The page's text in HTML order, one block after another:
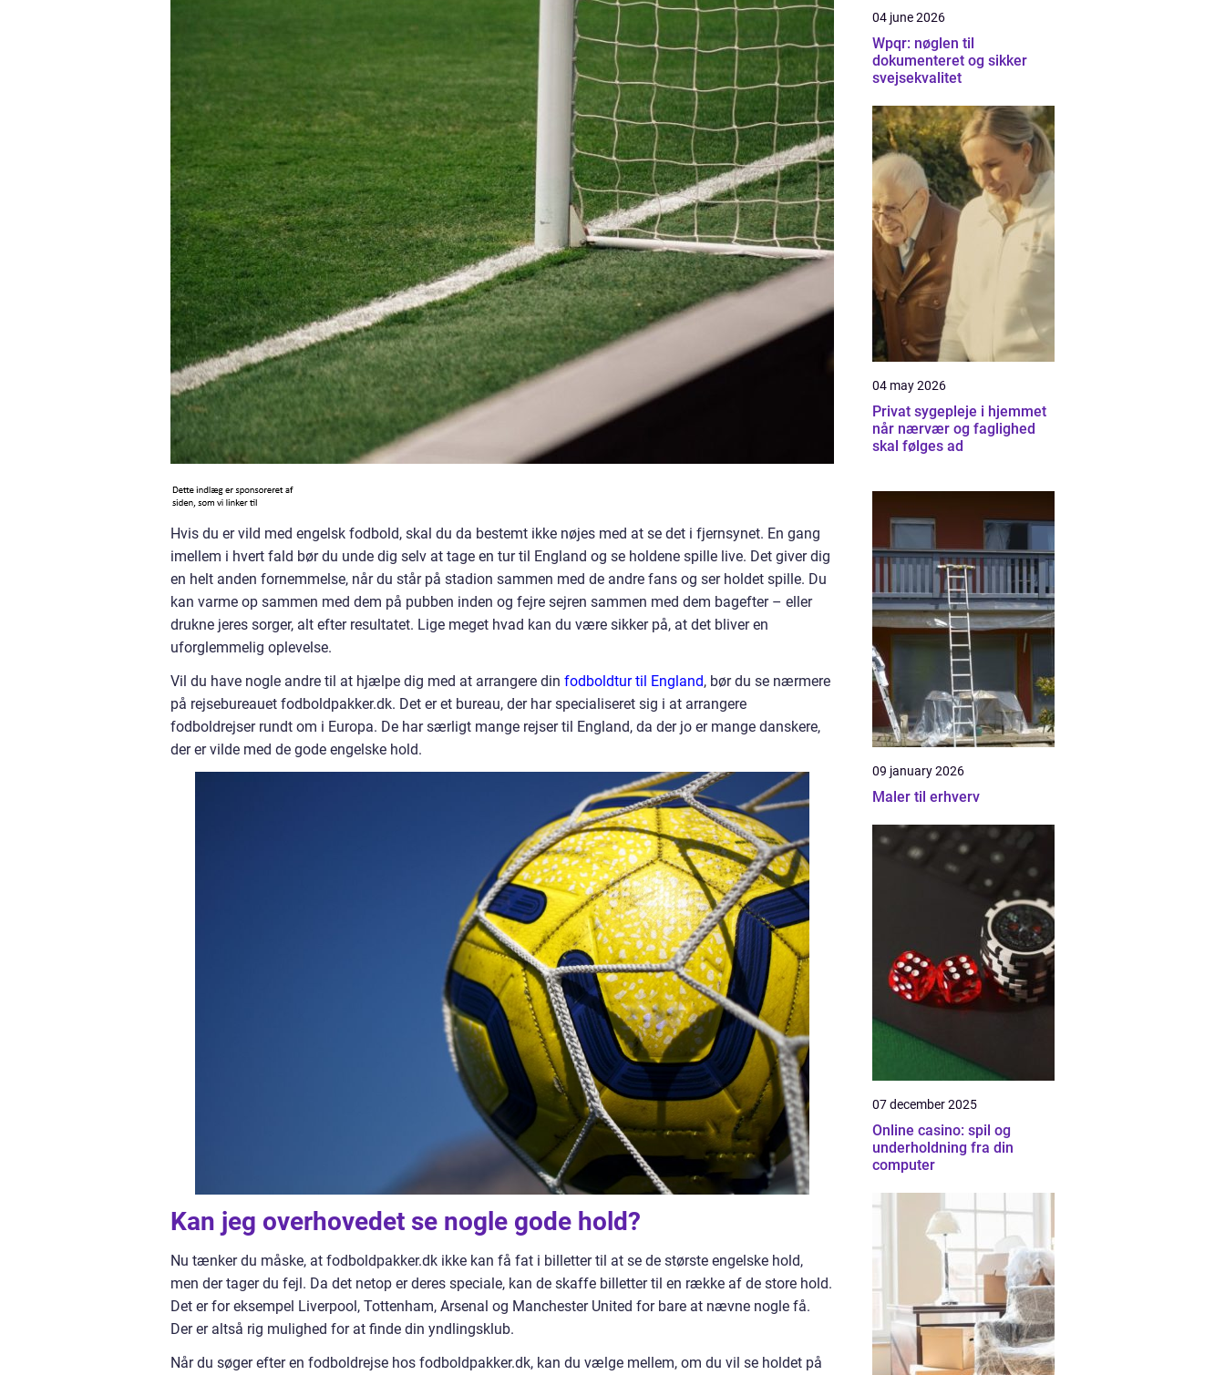
Hvis du er vild med engelsk fodbold, skal du da bestemt ikke nøjes med at se det i fjernsynet. En gang
imellem i hvert fald bør du unde dig selv at tage en tur til England og se holdene spille live. Det giver dig
en helt anden fornemmelse, når du står på stadion sammen med de andre fans og ser holdet spille. Du
kan varme op sammen med dem på pubben inden og fejre sejren sammen med dem bagefter – eller
drukne jeres sorger, alt efter resultatet. Lige meget hvad kan du være sikker på, at det bliver en
uforglemmelig oplevelse.
Vil du have nogle andre til at hjælpe dig med at arrangere din fodboldtur til England, bør du se nærmere
på rejsebureauet fodboldpakker.dk. Det er et bureau, der har specialiseret sig i at arrangere
fodboldrejser rundt om i Europa. De har særligt mange rejser til England, da der jo er mange danskere,
der er vilde med de gode engelske hold.
Kan jeg overhovedet se nogle gode hold?
Nu tænker du måske, at fodboldpakker.dk ikke kan få fat i billetter til at se de største engelske hold,
men der tager du fejl. Da det netop er deres speciale, kan de skaffe billetter til en række af de store hold.
Det er for eksempel Liverpool, Tottenham, Arsenal og Manchester United for bare at nævne nogle få.
Der er altså rig mulighed for at finde din yndlingsklub.
Når du søger efter en fodboldrejse hos fodboldpakker.dk, kan du vælge mellem, om du vil se holdet på
04 june 2026
Wpqr: nøglen til
dokumenteret og sikker
svejsekvalitet
04 may 2026
Privat sygepleje i hjemmet
når nærvær og faglighed
skal følges ad
09 january 2026
Maler til erhverv
07 december 2025
Online casino: spil og
underholdning fra din
computer